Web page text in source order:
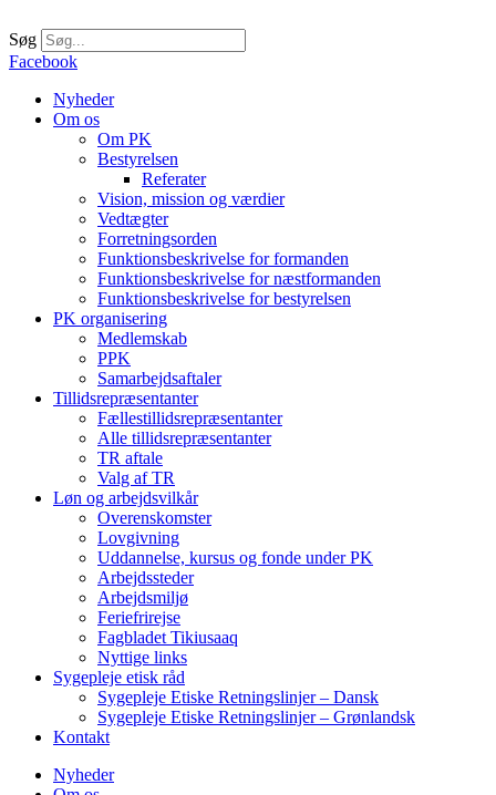
til
indhold
Søg
Facebook
Nyheder
Om os
Om PK
Bestyrelsen
Referater
Vision, mission og værdier
Vedtægter
Forretningsorden
Funktionsbeskrivelse for formanden
Funktionsbeskrivelse for næstformanden
Funktionsbeskrivelse for bestyrelsen
PK organisering
Medlemskab
PPK
Samarbejdsaftaler
Tillidsrepræsentanter
Fællestillidsrepræsentanter
Alle tillidsrepræsentanter
TR aftale
Valg af TR
Løn og arbejdsvilkår
Overenskomster
Lovgivning
Uddannelse, kursus og fonde under PK
Arbejdssteder
Arbejdsmiljø
Feriefrirejse
Fagbladet Tikiusaaq
Nyttige links
Sygepleje etisk råd
Sygepleje Etiske Retningslinjer – Dansk
Sygepleje Etiske Retningslinjer – Grønlandsk
Kontakt
Nyheder